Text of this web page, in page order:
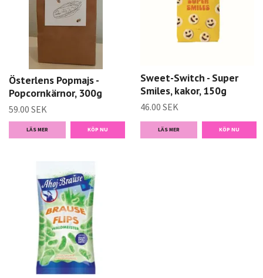
Österlens Popmajs -
Popcornkärnor, 300g
59.00 SEK
LÄS MER
Sweet-Switch - Super
Smiles, kakor, 150g
46.00 SEK
LÄS MER